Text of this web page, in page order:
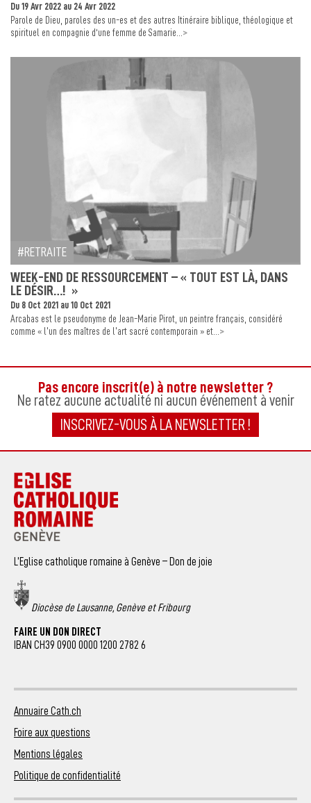
Du 19 Avr 2022 au 24 Avr 2022
Parole de Dieu, paroles des un-es et des autres Itinéraire biblique, théologique et
spirituel en compagnie d‘une femme de Samarie... >
RETRAITE
WEEK-END DE RESSOURCEMENT – « TOUT EST LÀ, DANS
LE DÉSIR…! »
Du 8 Oct 2021 au 10 Oct 2021
Arcabas est le pseudonyme de Jean-Marie Pirot, un peintre français, considéré
comme « l’un des maîtres de l’art sacré contemporain » et... >
Pas encore inscrit(e) à notre newsletter ?
Ne ratez aucune actualité ni aucun événement à venir
INSCRIVEZ-VOUS À LA NEWSLETTER !
L’Eglise catholique romaine à Genève – Don de joie
Diocèse de Lausanne, Genève et Fribourg
FAIRE UN DON DIRECT
IBAN CH39 0900 0000 1200 2782 6
Annuaire Cath.ch
Foire aux questions
Mentions légales
Politique de confidentialité